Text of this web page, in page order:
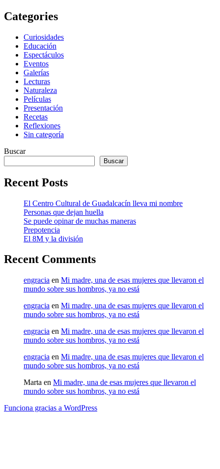
Categories
Curiosidades
Educación
Espectáculos
Eventos
Galerías
Lecturas
Naturaleza
Películas
Presentación
Recetas
Reflexiones
Sin categoría
Buscar
Buscar
Recent Posts
El Centro Cultural de Guadalcacín lleva mi nombre
Personas que dejan huella
Se puede opinar de muchas maneras
Prepotencia
El 8M y la división
Recent Comments
engracia en Mi madre, una de esas mujeres que llevaron el
mundo sobre sus hombros, ya no está
engracia en Mi madre, una de esas mujeres que llevaron el
mundo sobre sus hombros, ya no está
engracia en Mi madre, una de esas mujeres que llevaron el
mundo sobre sus hombros, ya no está
engracia en Mi madre, una de esas mujeres que llevaron el
mundo sobre sus hombros, ya no está
Marta en Mi madre, una de esas mujeres que llevaron el
mundo sobre sus hombros, ya no está
Funciona gracias a WordPress